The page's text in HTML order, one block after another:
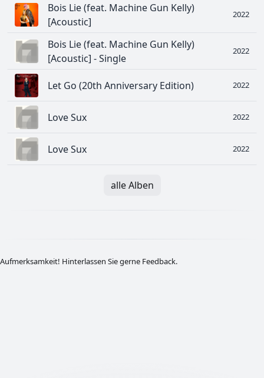
Bois Lie (feat. Machine Gun Kelly)
[Acoustic]
2022
Bois Lie (feat. Machine Gun Kelly)
[Acoustic] - Single
2022
Let Go (20th Anniversary Edition) 2022
Love Sux 2022
Love Sux 2022
alle Alben
Aufmerksamkeit! Hinterlassen Sie gerne Feedback.